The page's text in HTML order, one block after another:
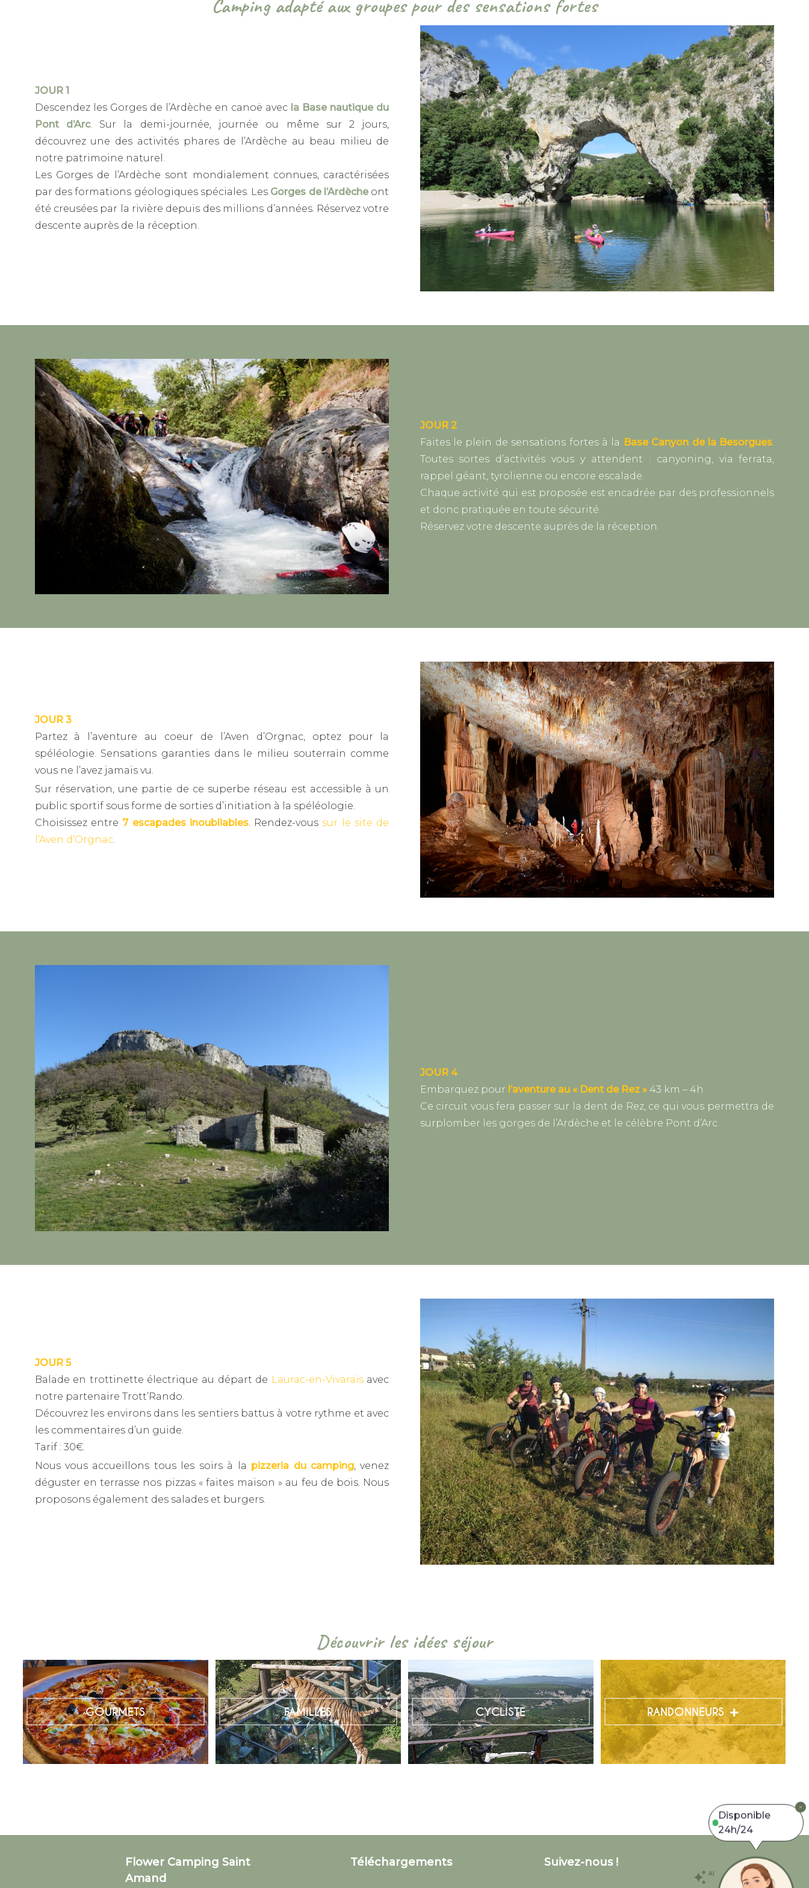
Camping adapté aux groupes pour des sensations fortes
JOUR 1
Descendez les Gorges de l’Ardèche en canoë avec la Base nautique du
Pont d’Arc. Sur la demi-journée, journée ou même sur 2 jours,
découvrez une des activités phares de l’Ardèche au beau milieu de
notre patrimoine naturel.
Les Gorges de l’Ardèche sont mondialement connues, caractérisées
par des formations géologiques spéciales. Les Gorges de l’Ardèche ont
été creusées par la rivière depuis des millions d’années. Réservez votre
descente auprès de la réception.
JOUR 2
Faites le plein de sensations fortes à la
Base Canyon de la Besorgues.
Toutes sortes d’activités vous y attendent : canyoning, via ferrata,
rappel géant, tyrolienne ou encore escalade.
Chaque activité qui est proposée est encadrée par des professionnels
et donc pratiquée en toute sécurité.
Réservez votre descente auprès de la réception.
JOUR 3
Partez à l’aventure au coeur de l’Aven d’Orgnac, optez pour la
spéléologie. Sensations garanties dans le milieu souterrain comme
vous ne l’avez jamais vu.
Sur réservation, une partie de ce superbe réseau est accessible à un
public sportif sous forme de sorties d’initiation à la spéléologie.
Choisissez entre 7 escapades inoubliables. Rendez-vous sur le site de
l’Aven d’Orgnac.
JOUR 4
Embarquez pour l’aventure au « Dent de Rez »43 km – 4h
Ce circuit vous fera passer sur la dent de Rez, ce qui vous permettra de
surplomber les gorges de l’Ardèche et le célèbre Pont d’Arc.
JOUR 5
Balade en trottinette électrique au départ de Laurac-en-Vivaraisavec
notre partenaire Trott’Rando.
Découvrez les environs dans les sentiers battus à votre rythme et avec
les commentaires d’un guide.
Tarif : 30€.
Nous vous accueillons tous les soirs à la pizzeria du camping, venez
déguster en terrasse nos pizzas « faites maison » au feu de bois. Nous
proposons également des salades et burgers.
Découvrir les idées séjour
GOURMETS FAMILLES CYCLISTE RANDONNEURS
Flower Camping Saint
Amand
Téléchargements Suivez-nous !
Disponible
24h/24